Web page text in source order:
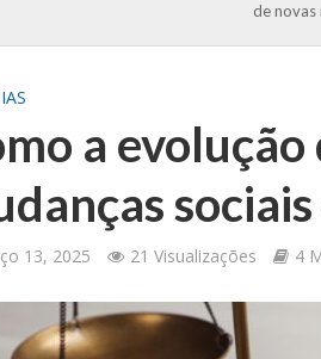
de
a
13, 2025 21 Visualizações 4